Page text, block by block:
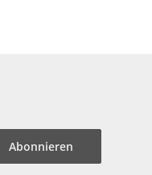
Abonnieren